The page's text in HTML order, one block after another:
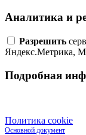
Аналитика и
Разрешить
Яндекс.Метрика,
Подробная
Политика cookie
Основной документ